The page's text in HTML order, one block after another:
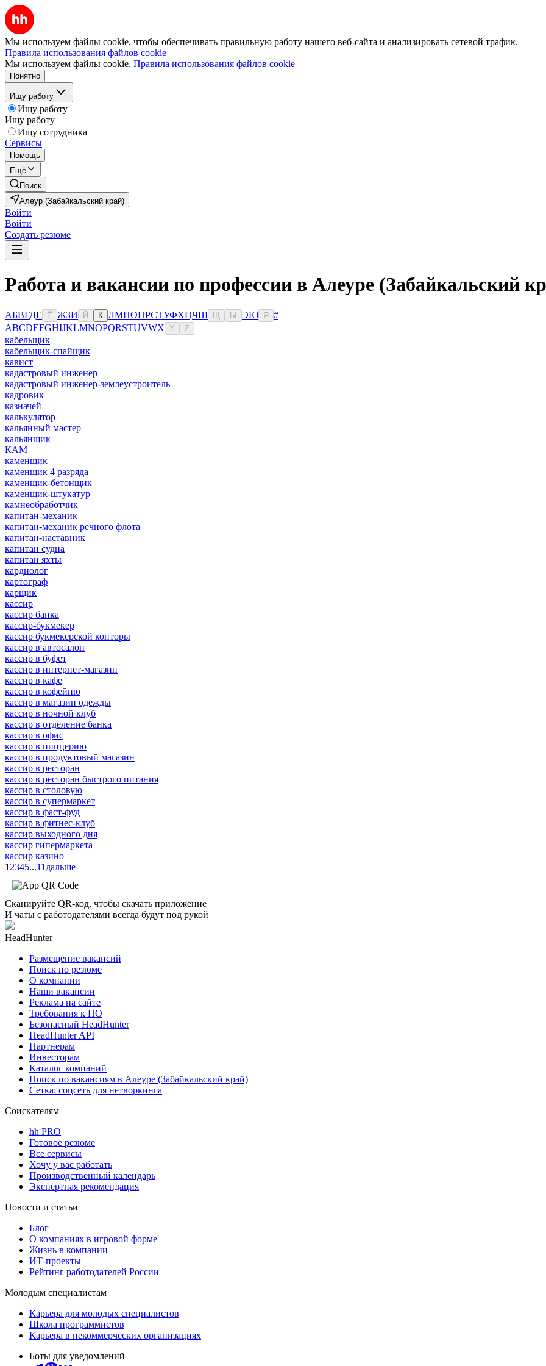
Мы используем файлы cookie, чтобы обеспечивать правильную работу нашего веб-сайта и анализировать сетевой трафик.
Правила использования файлов cookie
Мы используем файлы cookie. Правила использования файлов cookie
Понятно
Ищу работу
Ищу работу
Ищу работу
Ищу сотрудника
Сервисы
Помощь
Ещё
Поиск
Алеур (Забайкальский край)
Войти
Войти
Создать резюме
Работа и вакансии по профессии в Алеуре (Забайкальский
АБВГДЕ Ё ЖЗИ Й К ЛМНОПРСТУФХЦЧШ Ы ЭЮ Я
#
ABCDEFGHIJKLMNOPQRSTUVWX Y Z
кабельщик
кабельщик-спайщик
кавист
кадастровый инженер
кадастровый инженер-землеустроитель
кадровик
казначей
калькулятор
кальянный мастер
кальянщик
КАМ
каменщик
каменщик 4 разряда
каменщик-бетонщик
каменщик-штукатур
камнеобработчик
капитан-механик
капитан-механик речного флота
капитан-наставник
капитан судна
капитан яхты
кардиолог
картограф
карщик
кассир
кассир банка
кассир-букмекер
кассир букмекерской конторы
кассир в автосалон
кассир в буфет
кассир в интернет-магазин
кассир в кафе
кассир в кофейню
кассир в магазин одежды
кассир в ночной клуб
кассир в отделение банка
кассир в офис
кассир в пиццерию
кассир в продуктовый магазин
кассир в ресторан
кассир в ресторан быстрого питания
кассир в столовую
кассир в супермаркет
кассир в фаст-фуд
кассир в фитнес-клуб
кассир выходного дня
кассир гипермаркета
кассир казино
1 2345...11 дальше
Сканируйте QR-код, чтобы скачать приложение
И чаты с работодателями всегда будут под рукой
HeadHunter
Размещение вакансий
Поиск по резюме
О компании
Наши вакансии
Реклама на сайте
Требования к ПО
Безопасный HeadHunter
HeadHunter API
Партнерам
Инвесторам
Каталог компаний
Поиск по вакансиям в Алеуре (Забайкальский край)
Сетка: соцсеть для нетворкинга
Соискателям
hh PRO
Готовое резюме
Все сервисы
Хочу у вас работать
Производственный календарь
Экспертная рекомендация
Новости и статьи
Блог
О компаниях в игровой форме
Жизнь в компании
ИТ-проекты
Рейтинг работодателей России
Молодым специалистам
Карьера для молодых специалистов
Школа программистов
Карьера в некоммерческих организациях
Боты для уведомлений